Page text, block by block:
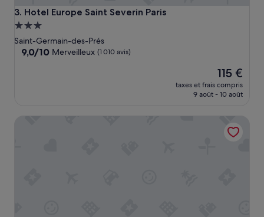
3. Hotel Europe Saint Severin Paris
Hotel Europe Saint Severin Paris
Hébergement
3.0 étoiles
Saint-Germain-des-Prés
9.0
9,0/10 Merveilleux (1 010 avis)
Le
nouveau
prix
115 €
115 €
taxes et frais compris
9 août - 10 août